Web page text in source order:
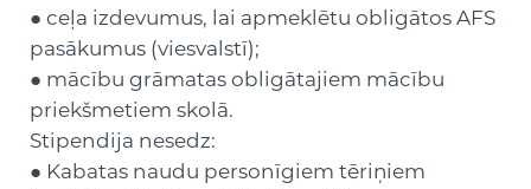
● ceļa izdevumus, lai apmeklētu obligātos AFS
pasākumus (viesvalstī);
● mācību grāmatas obligātajiem mācību
priekšmetiem skolā.
Stipendija nesedz:
● Kabatas naudu personīgiem tēriņiem